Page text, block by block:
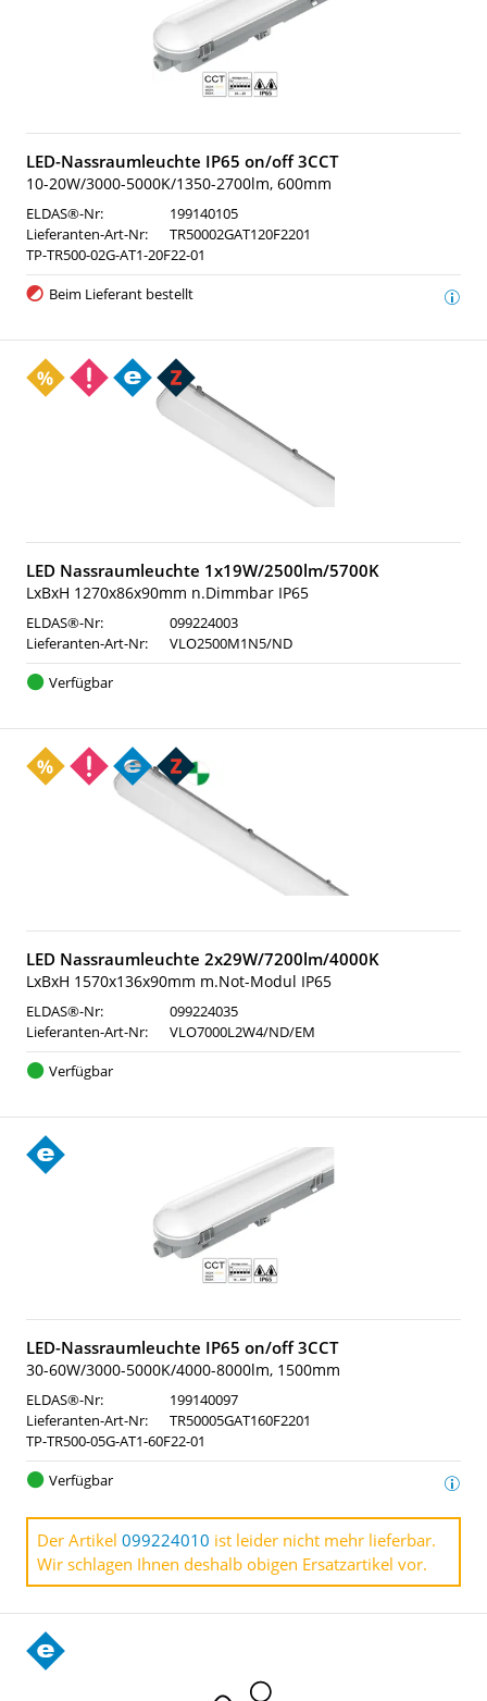
LED-Nassraumleuchte IP65 on/off 3CCT
10-20W/3000-5000K/1350-2700lm, 600mm
ELDAS®-Nr:
199140105
Lieferanten-Art-Nr:
TR50002GAT120F2201
TP-TR500-02G-AT1-20F22-01
Beim Lieferant bestellt
LED Nassraumleuchte 1x19W/2500lm/5700K
LxBxH 1270x86x90mm n.Dimmbar IP65
ELDAS®-Nr:
099224003
Lieferanten-Art-Nr:
VLO2500M1N5/ND
Verfügbar
LED Nassraumleuchte 2x29W/7200lm/4000K
LxBxH 1570x136x90mm m.Not-Modul IP65
ELDAS®-Nr:
099224035
Lieferanten-Art-Nr:
VLO7000L2W4/ND/EM
Verfügbar
LED-Nassraumleuchte IP65 on/off 3CCT
30-60W/3000-5000K/4000-8000lm, 1500mm
ELDAS®-Nr:
199140097
Lieferanten-Art-Nr:
TR50005GAT160F2201
TP-TR500-05G-AT1-60F22-01
Verfügbar
Der Artikel 099224010 ist leider nicht mehr lieferbar.
Wir schlagen Ihnen deshalb obigen Ersatzartikel vor.